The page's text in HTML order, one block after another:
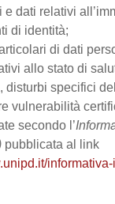
e dati relativi
di identità;
di dati
allo stato di
disturbi specifici
vulnerabilità
secondo l’
pubblicata al link